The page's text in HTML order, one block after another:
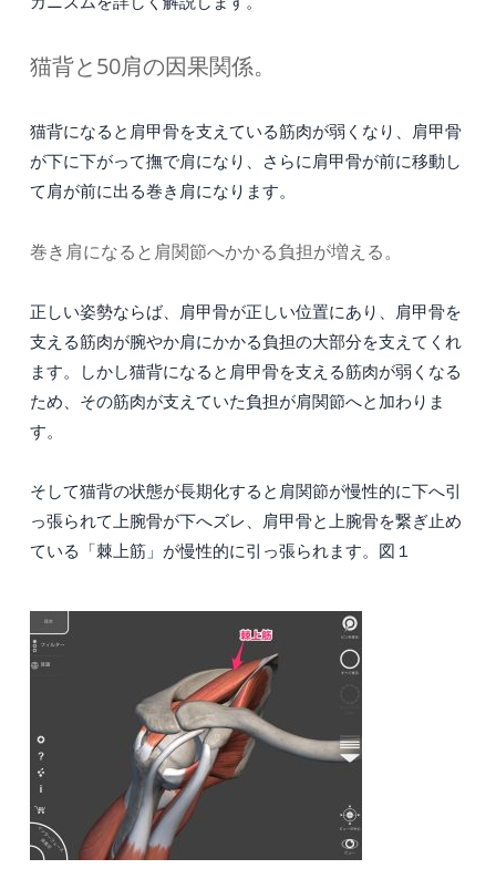
猫背と50肩の因果関係。
猫背になると肩甲骨を支えている筋肉が弱くなり、肩甲骨
が下に下がって撫で肩になり、さらに肩甲骨が前に移動し
て肩が前に出る巻き肩になります。
巻き肩になると肩関節へかかる負担が増える。
正しい姿勢ならば、肩甲骨が正しい位置にあり、肩甲骨を
支える筋肉が腕やか肩にかかる負担の大部分を支えてくれ
ます。しかし猫背になると肩甲骨を支える筋肉が弱くなる
ため、その筋肉が支えていた負担が肩関節へと加わりま
す。
そして猫背の状態が長期化すると肩関節が慢性的に下へ引
っ張られて上腕骨が下へズレ、肩甲骨と上腕骨を繋ぎ止め
ている「棘上筋」が慢性的に引っ張られます。図１